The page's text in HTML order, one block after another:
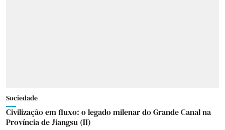
Sociedade
Civilização em fluxo: o legado milenar do Grande Canal na
Província de Jiangsu (II)